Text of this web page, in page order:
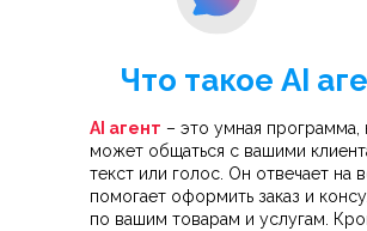
Что такое AI
AI агент – это умная программа,
может общаться с вашими
текст или голос. Он отвечает на
помогает оформить заказ и
по вашим товарам и услугам.